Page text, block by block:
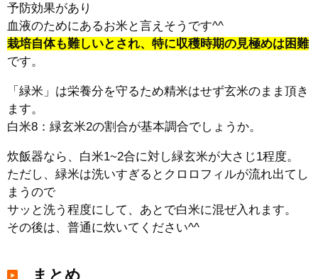
予防効果があり
血液のためにあるお米と言えそうです^^
栽培自体も難しいとされ、特に収穫時期の見極めは困難
です。
「緑米」は栄養分を守るため精米はせず玄米のまま頂き
ます。
白米8：緑玄米2の割合が基本調合でしょうか。
炊飯器なら、白米1~2合に対し緑玄米が大さじ1程度。
ただし、緑米は洗いすぎるとクロロフィルが流れ出てし
まうので
サッと洗う程度にして、あとで白米に混ぜ入れます。
その後は、普通に炊いてください^^
まとめ